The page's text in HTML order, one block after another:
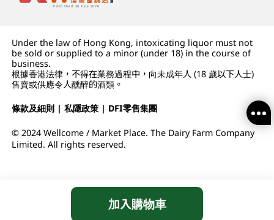
加入購物車
Under the law of Hong Kong, intoxicating liquor must not
be sold or supplied to a minor (under 18) in the course of
business.
根據香港法律，不得在業務過程中，向未成年人 (18 歲以下人士)
售賣或供應令人醺醉的酒類。
條款及細則 |私隱政策 | DFI零售集團
© 2024 Wellcome / Market Place. The Dairy Farm Company
Limited. All rights reserved.